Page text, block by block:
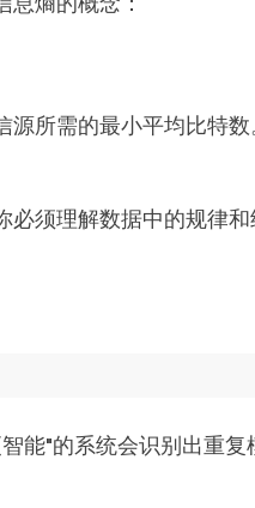
所需的最小平均比特
须理解数据中的规律和
能"的系统会识别出重复